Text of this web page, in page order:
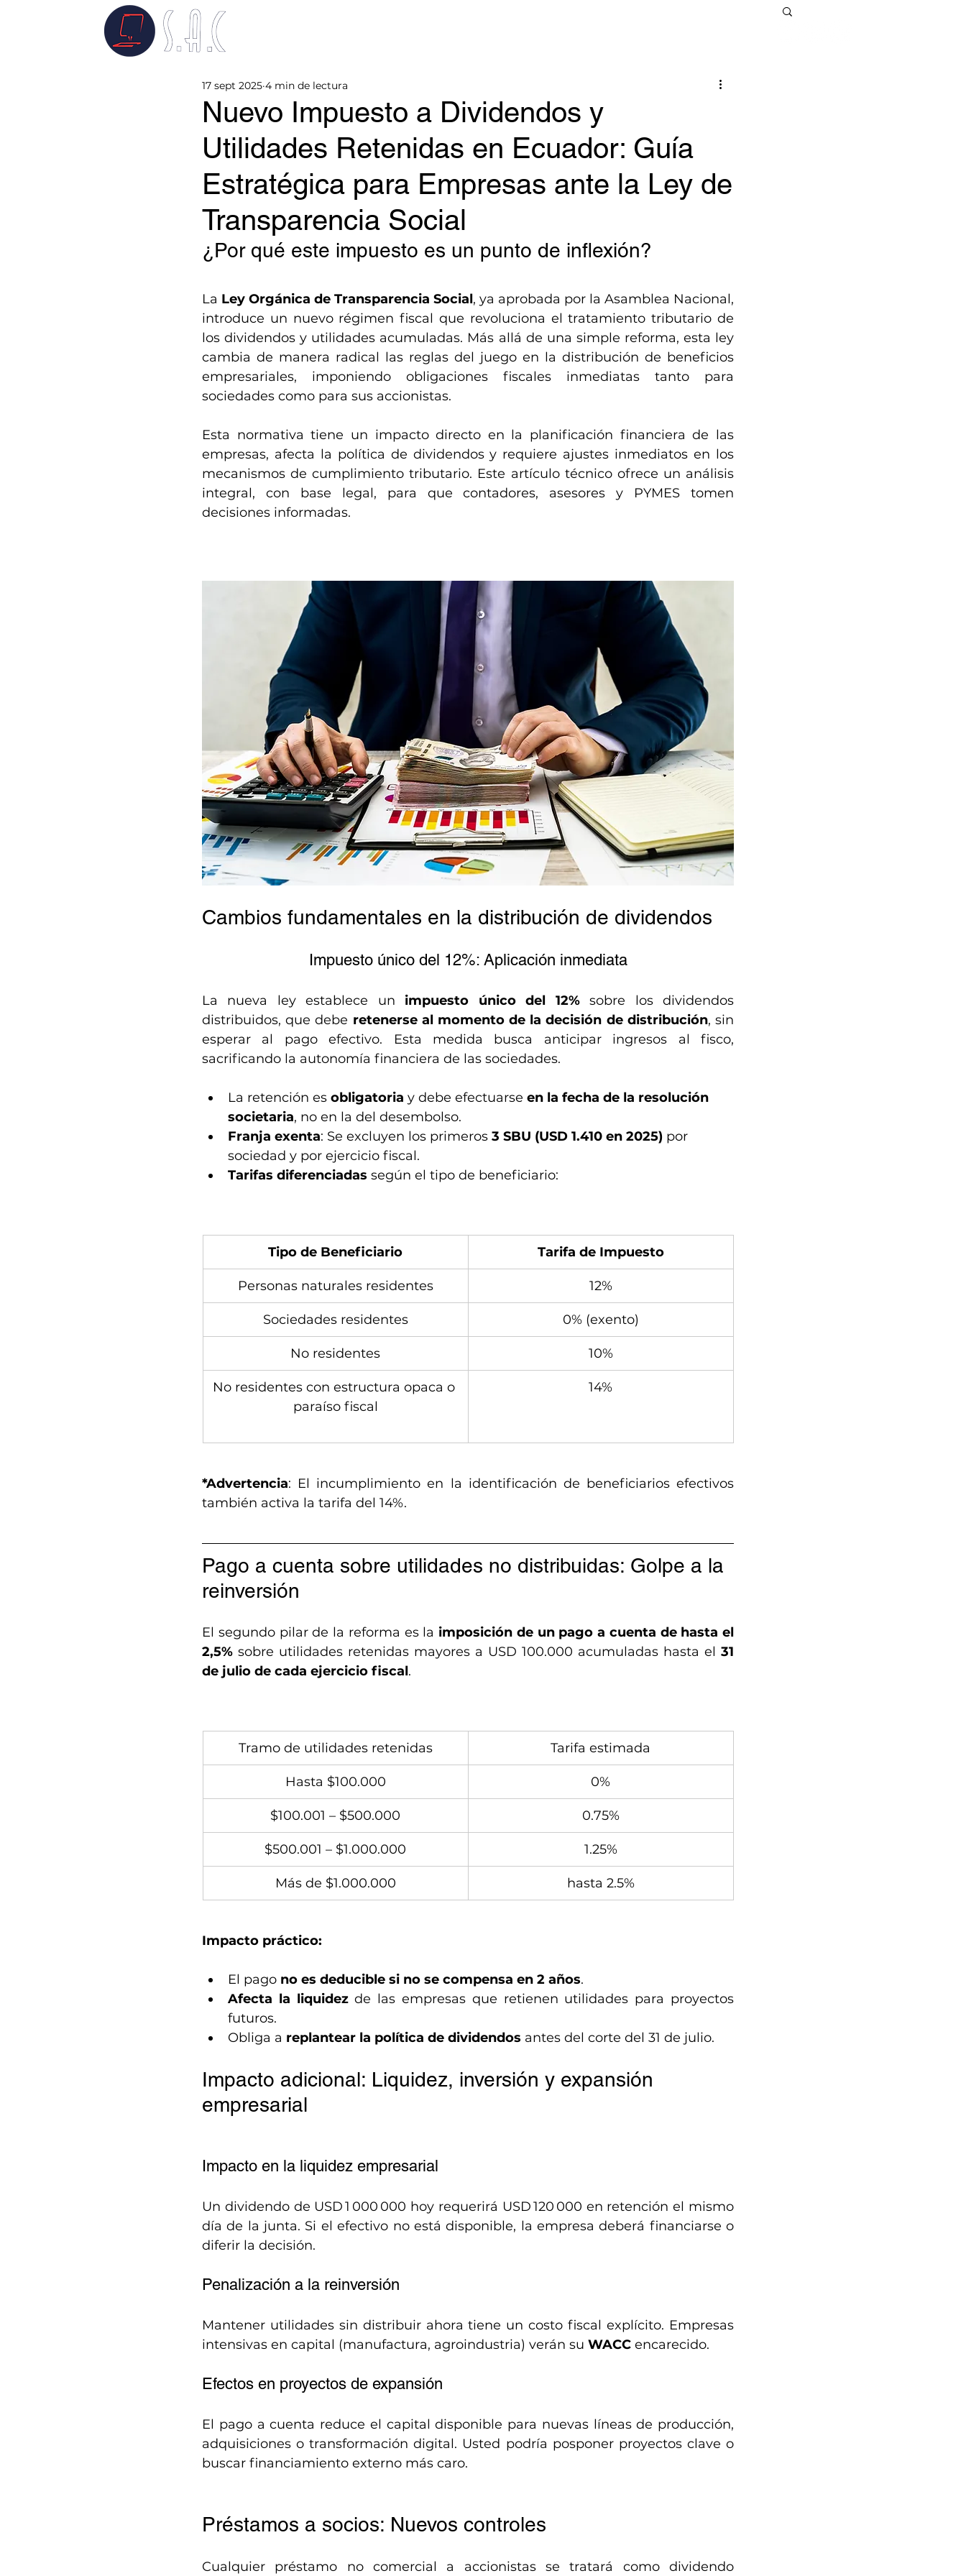
Nuevo Impuesto a Dividendos y
Utilidades Retenidas en Ecuador: Guía
Estratégica para Empresas ante la Ley de
Transparencia Social
17 sept 2025 4 min de lectura
¿Por qué este impuesto es un punto de inflexión?
La Ley Orgánica de Transparencia Social, ya aprobada por la Asamblea Nacional,
introduce un nuevo régimen fiscal que revoluciona el tratamiento tributario de
los dividendos y utilidades acumuladas. Más allá de una simple reforma, esta ley
cambia de manera radical las reglas del juego en la distribución de beneficios
empresariales, imponiendo obligaciones fiscales inmediatas tanto para
sociedades como para sus accionistas.
Esta normativa tiene un impacto directo en la planificación financiera de las
empresas, afecta la política de dividendos y requiere ajustes inmediatos en los
mecanismos de cumplimiento tributario. Este artículo técnico ofrece un análisis
integral, con base legal, para que contadores, asesores y PYMES tomen
decisiones informadas.
Cambios fundamentales en la distribución de dividendos
Impuesto único del 12%: Aplicación inmediata
La nueva ley establece un impuesto único del 12% sobre los dividendos
distribuidos, que debe retenerse al momento de la decisión de distribución, sin
esperar al pago efectivo. Esta medida busca anticipar ingresos al fisco,
sacrificando la autonomía financiera de las sociedades.
La retención es obligatoria y debe efectuarse en la fecha de la resolución
societaria, no en la del desembolso.
Franja exenta: Se excluyen los primeros 3 SBU (USD 1.410 en 2025) por
sociedad y por ejercicio fiscal.
Tarifas diferenciadas según el tipo de beneficiario:
Tipo de Beneficiario Tarifa de Impuesto
Personas naturales residentes 12%
Sociedades residentes 0% (exento)
No residentes 10%
No residentes con estructura opaca o
paraíso fiscal
14%
*Advertencia: El incumplimiento en la identificación de beneficiarios efectivos
también activa la tarifa del 14%.
Pago a cuenta sobre utilidades no distribuidas: Golpe a la
reinversión
El segundo pilar de la reforma es la imposición de un pago a cuenta de hasta el
2,5% sobre utilidades retenidas mayores a USD 100.000 acumuladas hasta el 31
de julio de cada ejercicio fiscal.
Tramo de utilidades retenidas Tarifa estimada
Hasta $100.000 0%
$100.001 – $500.000 0.75%
$500.001 – $1.000.000 1.25%
Más de $1.000.000 hasta 2.5%
Impacto práctico:
El pago no es deducible si no se compensa en 2 años.
Afecta la liquidez de las empresas que retienen utilidades para proyectos
futuros.
Obliga a replantear la política de dividendos antes del corte del 31 de julio.
Impacto adicional: Liquidez, inversión y expansión
empresarial
Impacto en la liquidez empresarial
Un dividendo de USD 1 000 000 hoy requerirá USD 120 000 en retención el mismo
día de la junta. Si el efectivo no está disponible, la empresa deberá financiarse o
diferir la decisión.
Penalización a la reinversión
Mantener utilidades sin distribuir ahora tiene un costo fiscal explícito. Empresas
intensivas en capital (manufactura, agroindustria) verán su WACC encarecido.
Efectos en proyectos de expansión
El pago a cuenta reduce el capital disponible para nuevas líneas de producción,
adquisiciones o transformación digital. Usted podría posponer proyectos clave o
buscar financiamiento externo más caro.
Préstamos a socios: Nuevos controles
Cualquier préstamo no comercial a accionistas se tratará como dividendo